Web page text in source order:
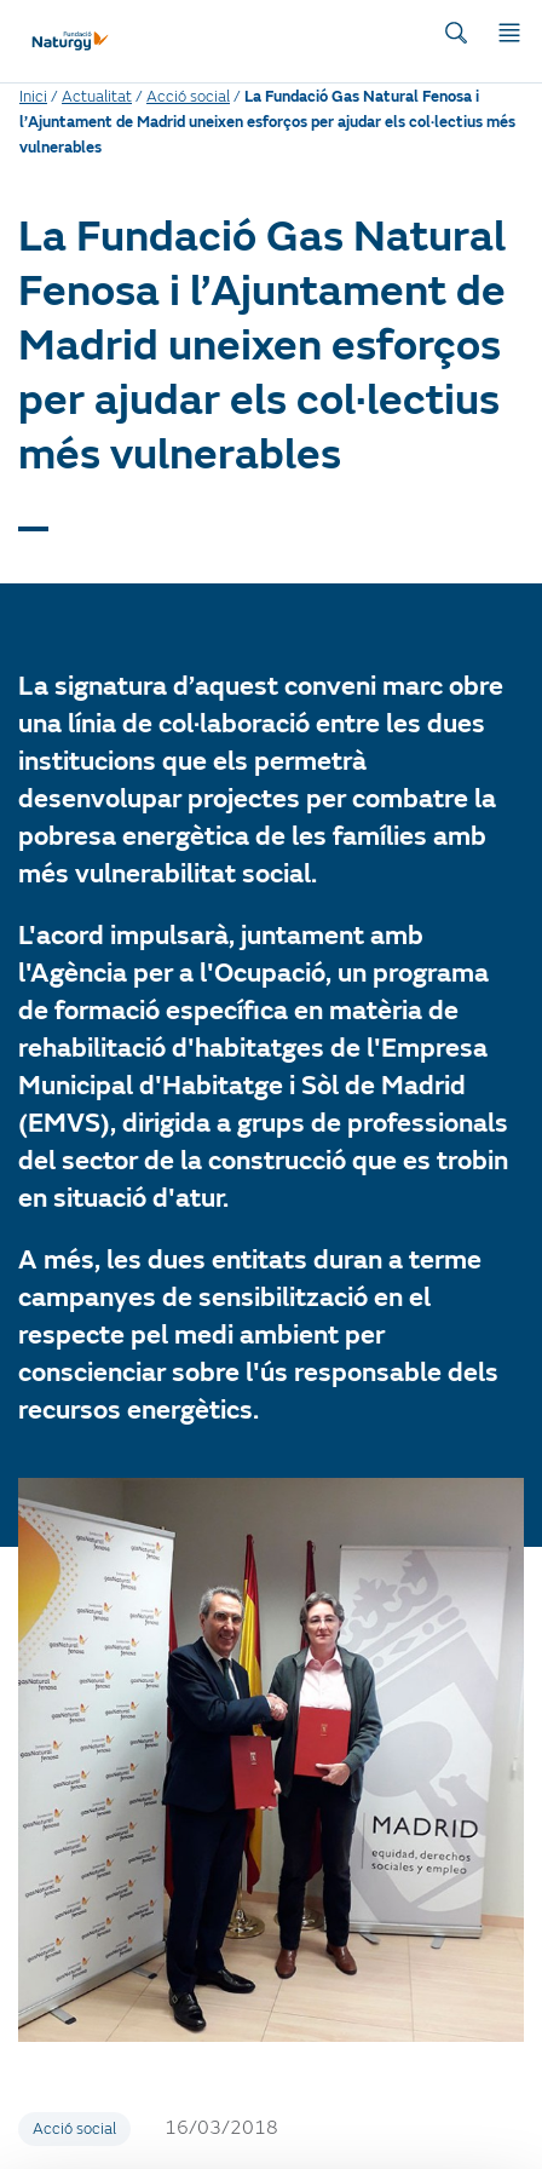
Inici /Actualitat/Acció social/La Fundació Gas Natural Fenosa i
l’Ajuntament de Madrid uneixen esforços per ajudar els col·lectius més
vulnerables
La Fundació Gas Natural
Fenosa i l’Ajuntament de
Madrid uneixen esforços
per ajudar els col·lectius
més vulnerables
La signatura d’aquest conveni marc obre
una línia de col·laboració entre les dues
institucions que els permetrà
desenvolupar projectes per combatre la
pobresa energètica de les famílies amb
més vulnerabilitat social.
L'acord impulsarà, juntament amb
l'Agència per a l'Ocupació, un programa
de formació específica en matèria de
rehabilitació d'habitatges de l'Empresa
Municipal d'Habitatge i Sòl de Madrid
(EMVS), dirigida a grups de professionals
del sector de la construcció que es trobin
en situació d'atur.
A més, les dues entitats duran a terme
campanyes de sensibilització en el
respecte pel medi ambient per
conscienciar sobre l'ús responsable dels
recursos energètics.
Acció social 16/03/2018